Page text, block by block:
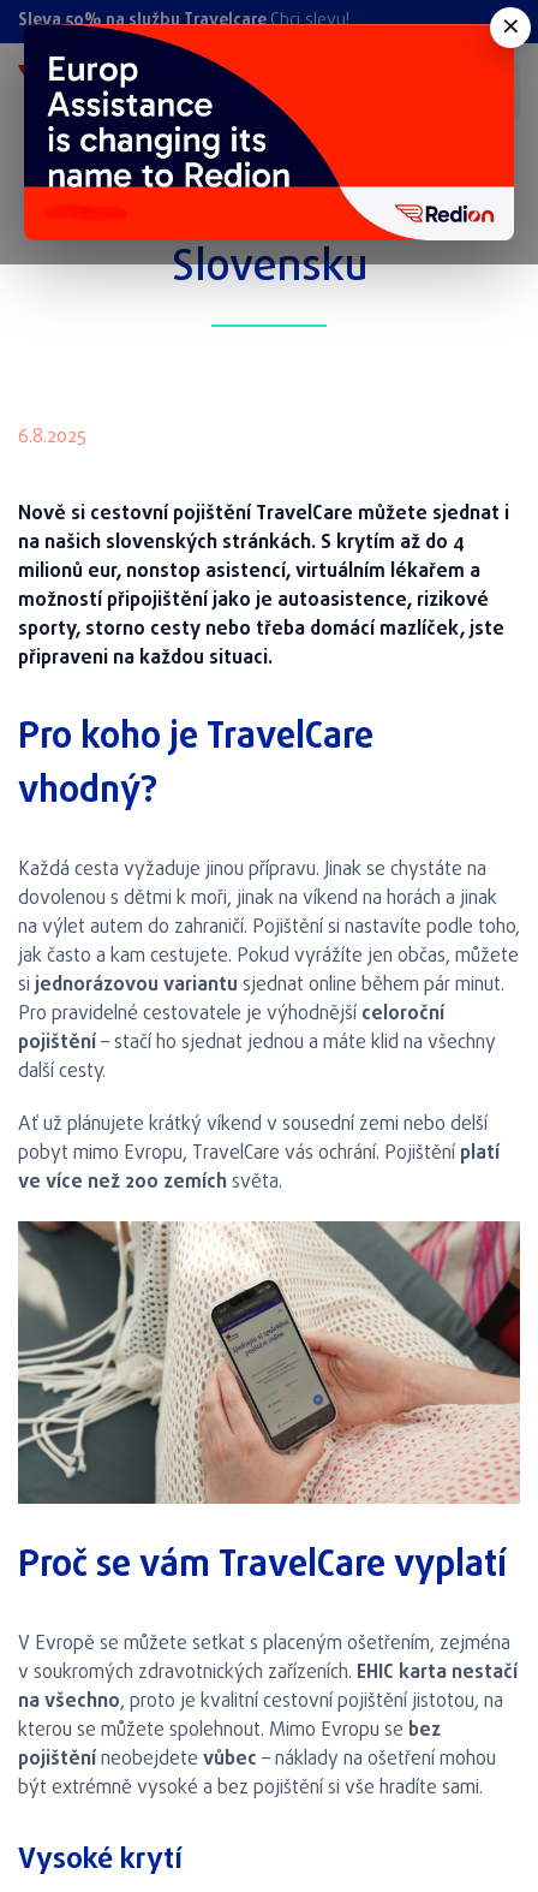
Sleva 50% na službu TravelcareChci slevu!
Novinka! TravelCare na
Slovensku
6.8.2025
Nově si cestovní pojištění TravelCare můžete sjednat i
na našich slovenských stránkách. S krytím až do 4
milionů eur, nonstop asistencí, virtuálním lékařem a
možností připojištění jako je autoasistence, rizikové
sporty, storno cesty nebo třeba domácí mazlíček, jste
připraveni na každou situaci.
Pro koho je TravelCare
vhodný?
Každá cesta vyžaduje jinou přípravu. Jinak se chystáte na
dovolenou s dětmi k moři, jinak na víkend na horách a jinak
na výlet autem do zahraničí. Pojištění si nastavíte podle toho,
jak často a kam cestujete. Pokud vyrážíte jen občas, můžete
sijednorázovou variantu sjednat online během pár minut.
Pro pravidelné cestovatele je výhodnější celoroční
pojištění– stačí ho sjednat jednou a máte klid na všechny
další cesty.
Ať už plánujete krátký víkend v sousední zemi nebo delší
pobyt mimo Evropu, TravelCare vás ochrání. Pojištění platí
ve více než 200 zemíchsvěta.
Proč se vám TravelCare vyplatí
V Evropě se můžete setkat s placeným ošetřením, zejména
v soukromých zdravotnických zařízeních. EHIC karta nestačí
na všechno, proto je kvalitní cestovní pojištění jistotou, na
kterou se můžete spolehnout. Mimo Evropu se bez
pojištěníneobejdete vůbec – náklady na ošetření mohou
být extrémně vysoké a bez pojištění si vše hradíte sami.
Vysoké krytí
×